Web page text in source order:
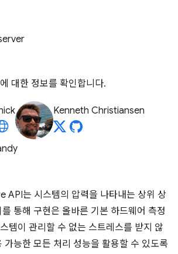
대한 정보를 확인합니다.
Kenneth Christiansen
는 시스템의 압력을 나타내는 상위 상
통해 구현은 올바른 기본 하드웨어 측정
템이 관리할 수 없는 스트레스를 받지 않
가능한 모든 처리 성능을 활용할 수 있도록